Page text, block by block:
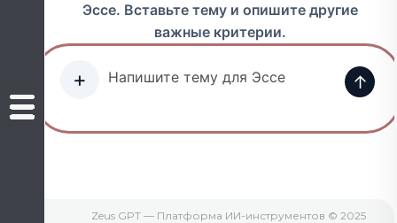
Эссе. Вставьте тему и опишите другие
важные критерии.
+ ↑
Zeus GPT — Платформа ИИ-инструментов © 2025